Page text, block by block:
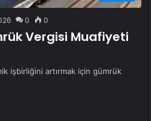
0 0
Vergisi Muafiyeti
işbirliğini artırmak için gümrük